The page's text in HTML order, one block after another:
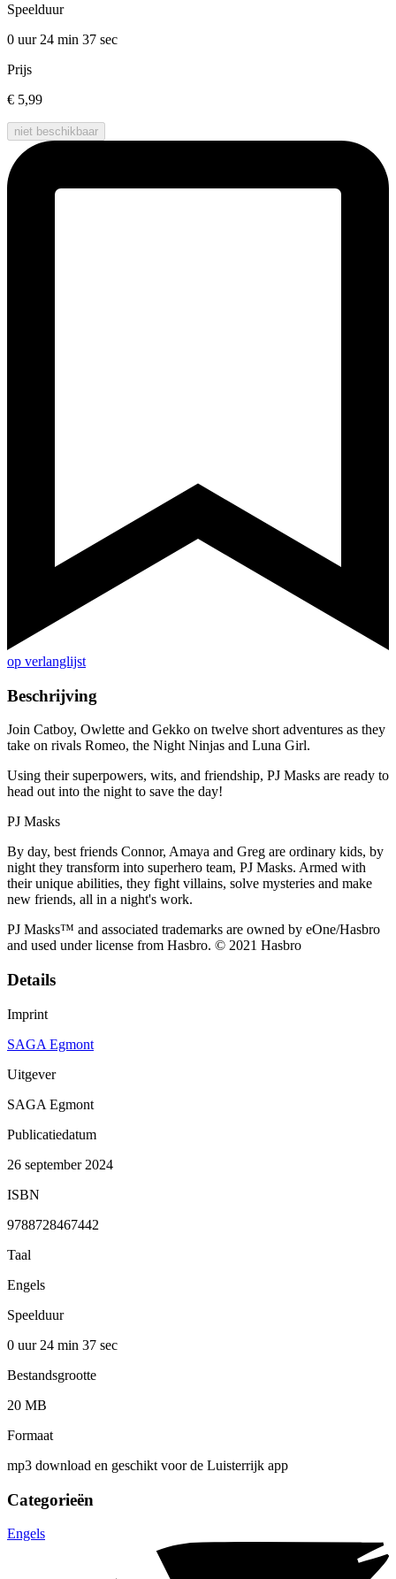
Speelduur
0 uur 24 min 37 sec
Prijs
€ 5,99
niet beschikbaar
op verlanglijst
Beschrijving
Join Catboy, Owlette and Gekko on twelve short adventures as they
take on rivals Romeo, the Night Ninjas and Luna Girl.
Using their superpowers, wits, and friendship, PJ Masks are ready to
head out into the night to save the day!
PJ Masks
By day, best friends Connor, Amaya and Greg are ordinary kids, by
night they transform into superhero team, PJ Masks. Armed with
their unique abilities, they fight villains, solve mysteries and make
new friends, all in a night's work.
PJ Masks™ and associated trademarks are owned by eOne/Hasbro
and used under license from Hasbro. © 2021 Hasbro
Details
Imprint
SAGA Egmont
Uitgever
SAGA Egmont
Publicatiedatum
26 september 2024
ISBN
9788728467442
Taal
Engels
Speelduur
0 uur 24 min 37 sec
Bestandsgrootte
20 MB
Formaat
mp3 download en geschikt voor de Luisterrijk app
Categorieën
Engels